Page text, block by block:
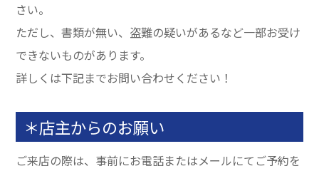
さい。
ただし、書類が無い、盗難の疑いがあるなど一部お受け
できないものがあります。
詳しくは下記までお問い合わせください！
＊店主からのお願い
ご来店の際は、事前にお電話またはメールにてご予約を